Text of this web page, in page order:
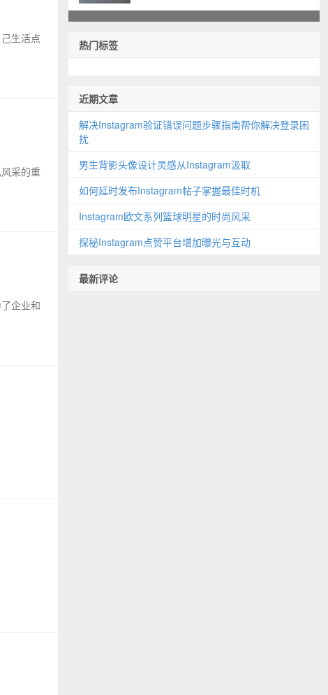
生活点
采的重
企业和
热门标签
近期文章
解决Instagram验证错误问题步骤指南帮你解决登录困
扰
男生背影头像设计灵感从Instagram汲取
如何延时发布Instagram帖子掌握最佳时机
Instagram欧文系列篮球明星的时尚风采
探秘Instagram点赞平台增加曝光与互动
最新评论